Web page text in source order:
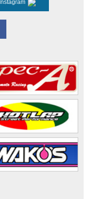
Instagram